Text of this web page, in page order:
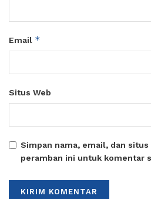
Email *
Situs Web
Simpan nama, email, dan situs
peramban ini untuk komentar